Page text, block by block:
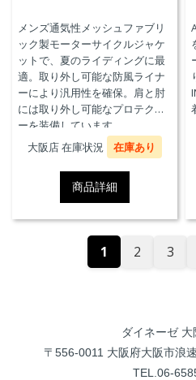
メンズ通気性メッシュファブリ
ック製モーターサイクルジャケ
ットで、夏のライディングに最
適。取り外し可能な防風ライナ
ーにより汎用性を確保。肩と肘
には取り外し可能なプロテクタ
ーを装備しています。
大阪店 在庫状況
在庫あり
商品詳細
1 2 3
ダイネーゼ 大
〒556-0011 大阪府大阪市浪
TEL.06-